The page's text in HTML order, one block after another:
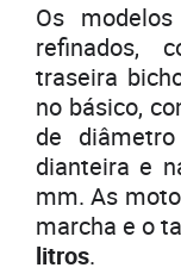
Os
refinados,
traseira
no básico,
de
dianteira e
mm. As
marcha e o
litros.